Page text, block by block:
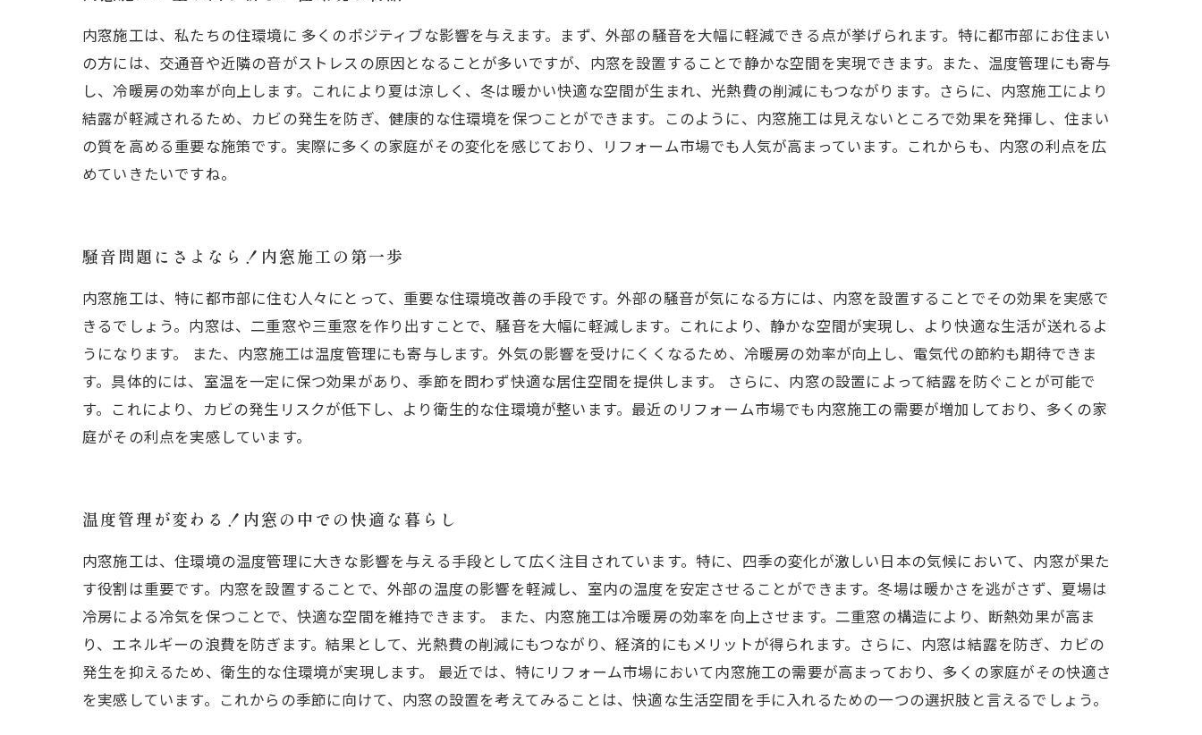
内窓施工は、私たちの住環境に 多くのポジティブな影響を与えます。まず、外部の騒音を大幅に軽減できる点が挙げられます。特に都市部にお住まい
の方には、交通音や近隣の音がストレスの原因となることが多いですが、内窓を設置することで静かな空間を実現できます。また、温度管理にも寄与
し、冷暖房の効率が向上します。これにより夏は涼しく、冬は暖かい快適な空間が生まれ、光熱費の削減にもつながります。さらに、内窓施工により
結露が軽減されるため、カビの発生を防ぎ、健康的な住環境を保つことができます。このように、内窓施工は見えないところで効果を発揮し、住まい
の質を高める重要な施策です。実際に多くの家庭がその変化を感じており、リフォーム市場でも人気が高まっています。これからも、内窓の利点を広
めていきたいですね。
騒音問題にさよなら！内窓施工の第一歩
内窓施工は、特に都市部に住む人々にとって、重要な住環境改善の手段です。外部の騒音が気になる方には、内窓を設置することでその効果を実感で
きるでしょう。内窓は、二重窓や三重窓を作り出すことで、騒音を大幅に軽減します。これにより、静かな空間が実現し、より快適な生活が送れるよ
うになります。 また、内窓施工は温度管理にも寄与します。外気の影響を受けにくくなるため、冷暖房の効率が向上し、電気代の節約も期待できま
す。具体的には、室温を一定に保つ効果があり、季節を問わず快適な居住空間を提供します。 さらに、内窓の設置によって結露を防ぐことが可能で
す。これにより、カビの発生リスクが低下し、より衛生的な住環境が整います。最近のリフォーム市場でも内窓施工の需要が増加しており、多くの家
庭がその利点を実感しています。
温度管理が変わる！内窓の中での快適な暮らし
内窓施工は、住環境の温度管理に大きな影響を与える手段として広く注目されています。特に、四季の変化が激しい日本の気候において、内窓が果た
す役割は重要です。内窓を設置することで、外部の温度の影響を軽減し、室内の温度を安定させることができます。冬場は暖かさを逃がさず、夏場は
冷房による冷気を保つことで、快適な空間を維持できます。 また、内窓施工は冷暖房の効率を向上させます。二重窓の構造により、断熱効果が高ま
り、エネルギーの浪費を防ぎます。結果として、光熱費の削減にもつながり、経済的にもメリットが得られます。さらに、内窓は結露を防ぎ、カビの
発生を抑えるため、衛生的な住環境が実現します。 最近では、特にリフォーム市場において内窓施工の需要が高まっており、多くの家庭がその快適さ
を実感しています。これからの季節に向けて、内窓の設置を考えてみることは、快適な生活空間を手に入れるための一つの選択肢と言えるでしょう。